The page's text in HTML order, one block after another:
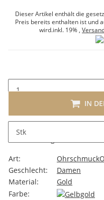
Dieser Artikel enthält die
Preis bereits enthalten ist und
wird.inkl. 19% ,
Stk
IN
Art:
Ohrschmuck
Geschlecht:
Damen
Material:
Gold
Farbe: